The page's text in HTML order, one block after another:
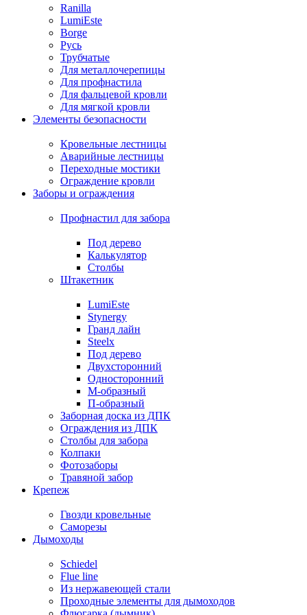
Ranilla
LumiEste
Borge
Русь
Трубчатые
Для металлочерепицы
Для профнастила
Для фальцевой кровли
Для мягкой кровли
Элементы безопасности
Кровельные лестницы
Аварийные лестницы
Переходные мостики
Ограждение кровли
Заборы и ограждения
Профнастил для забора
Под дерево
Калькулятор
Столбы
Штакетник
LumiEste
Stynergy
Гранд лайн
Steelx
Под дерево
Двухсторонний
Односторонний
М-образный
П-образный
Заборная доска из ДПК
Ограждения из ДПК
Столбы для забора
Колпаки
Фотозаборы
Травяной забор
Крепеж
Гвозди кровельные
Саморезы
Дымоходы
Schiedel
Flue line
Из нержавеющей стали
Проходные элементы для дымоходов